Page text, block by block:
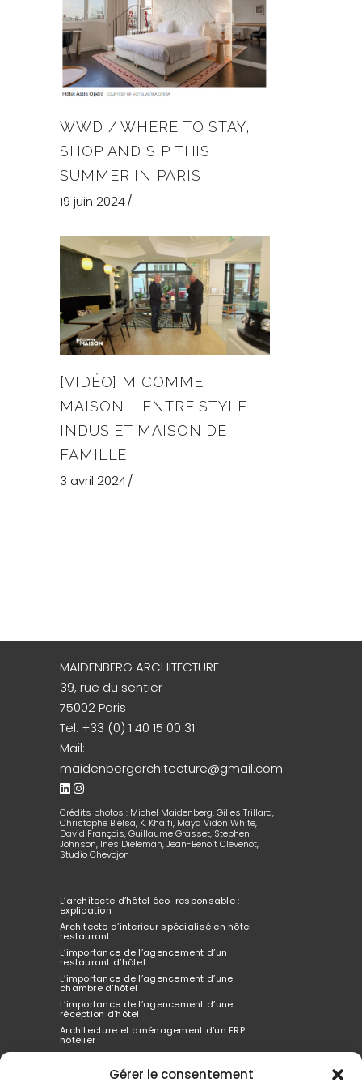
Gérer le consentement
WWD / WHERE TO STAY,
SHOP AND SIP THIS
SUMMER IN PARIS
19 juin 2024
[VIDÉO] M COMME
MAISON – ENTRE STYLE
INDUS ET MAISON DE
FAMILLE
3 avril 2024
MAIDENBERG ARCHITECTURE
39, rue du sentier
75002 Paris
Tel: +33 (0) 1 40 15 00 31
Mail:
maidenbergarchitecture@gmail.com
Crédits photos : Michel Maidenberg, Gilles Trillard,
Christophe Bielsa, K. Khalfi, Maya Vidon White,
David François, Guillaume Grasset, Stephen
Johnson, Ines Dieleman, Jean-Benoît Clevenot,
Studio Chevojon
L’architecte d’hôtel éco-responsable :
explication
Architecte d’interieur spécialisé en hôtel
restaurant
L’importance de l’agencement d’un
restaurant d’hôtel
L’importance de l’agencement d’une
chambre d’hôtel
L’importance de l’agencement d’une
réception d’hôtel
Architecture et aménagement d’un ERP
hôtelier
Architecte d’interieur spécialisé dans